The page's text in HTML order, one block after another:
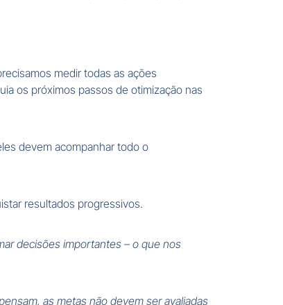
medir todas as ações
os próximos passos de otimização nas
devem acompanhar todo o
resultados progressivos.
decisões importantes – o que nos
as metas não devem ser avaliadas